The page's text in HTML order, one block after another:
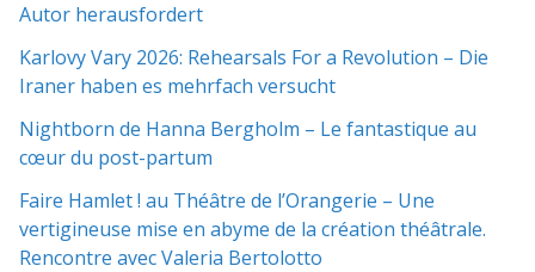
Autor herausfordert
Karlovy Vary 2026: Rehearsals For a Revolution – Die
Iraner haben es mehrfach versucht
Nightborn de Hanna Bergholm – Le fantastique au
cœur du post-partum
Faire Hamlet ! au Théâtre de l’Orangerie – Une
vertigineuse mise en abyme de la création théâtrale.
Rencontre avec Valeria Bertolotto